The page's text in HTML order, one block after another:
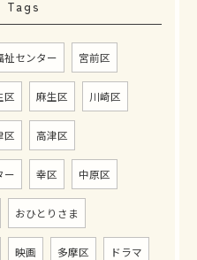
Tags
祉センター 宮前区
区 麻生区 川崎区
区 高津区
ー 幸区 中原区
おひとりさま
映画 多摩区 ドラマ